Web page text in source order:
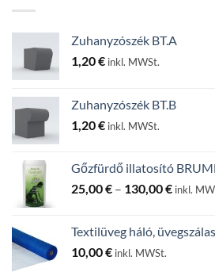
Zuhanyzószék BT.A
1,20€ inkl. MWSt.
Zuhanyzószék BT.B
1,20€ inkl. MWSt.
Gőzfürdő illatosító
25,00€ – 130,00€
130,00 €
inkl.
Textilüveg háló,
10,00€ inkl. MWSt.